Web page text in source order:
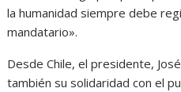
la humanidad siempre debe
mandatario».
Desde Chile, el presidente,
también su solidaridad con el